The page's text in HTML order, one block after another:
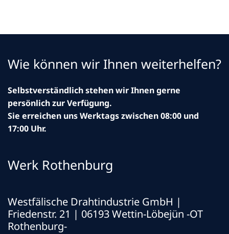
Wie können wir Ihnen weiterhelfen?
Selbstverständlich stehen wir Ihnen gerne
persönlich zur Verfügung.
Sie erreichen uns Werktags zwischen 08:00 und
17:00 Uhr.
Werk Rothenburg
Westfälische Drahtindustrie GmbH |
Friedenstr. 21 | 06193 Wettin-Löbejün -OT
Rothenburg-